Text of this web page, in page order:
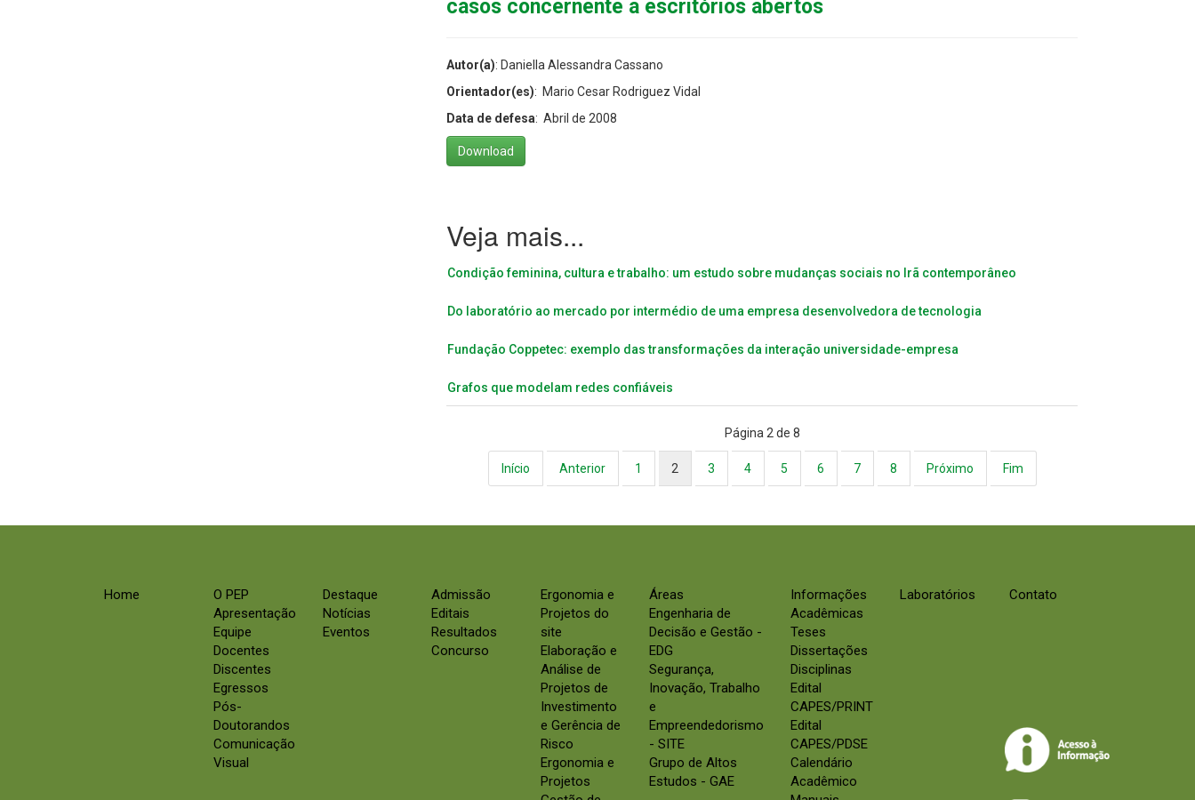
casos concernente a escritórios abertos
Autor(a): Daniella Alessandra Cassano
Orientador(es): Mario Cesar Rodriguez Vidal
Data de defesa: Abril de 2008
Download
Condição feminina, cultura e trabalho: um estudo sobre mudanças sociais no Irã contemporâneo
Do laboratório ao mercado por intermédio de uma empresa desenvolvedora de tecnologia
Fundação Coppetec: exemplo das transformações da interação universidade-empresa
Grafos que modelam redes confiáveis
Página 2 de 8
Início Anterior 1 2 3 4 5 6 7 8 Próximo Fim
Home
O PEP
Apresentação
Equipe
Docentes
Discentes
Egressos
Pós-
Doutorandos
Comunicação
Visual
Destaque
Notícias
Eventos
Admissão
Editais
Resultados
Concurso
Ergonomia e
Projetos do
site
Elaboração e
Análise de
Projetos de
Investimento
e Gerência de
Risco
Ergonomia e
Projetos
Áreas
Engenharia de
Decisão e Gestão -
EDG
Segurança,
Inovação, Trabalho
e
Empreendedorismo
- SITE
Grupo de Altos
Estudos - GAE
Informações
Acadêmicas
Teses
Dissertações
Disciplinas
Edital
CAPES/PRINT
Edital
CAPES/PDSE
Calendário
Acadêmico
Laboratórios Contato